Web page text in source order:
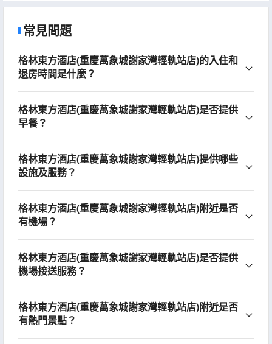
常見問題
格林東方酒店(重慶萬象城謝家灣輕軌站店)的入住和
退房時間是什麼？
格林東方酒店(重慶萬象城謝家灣輕軌站店)是否提供
早餐？
格林東方酒店(重慶萬象城謝家灣輕軌站店)提供哪些
設施及服務？
格林東方酒店(重慶萬象城謝家灣輕軌站店)附近是否
有機場？
格林東方酒店(重慶萬象城謝家灣輕軌站店)是否提供
機場接送服務？
格林東方酒店(重慶萬象城謝家灣輕軌站店)附近是否
有熱門景點？